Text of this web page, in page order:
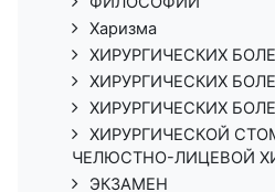
Харизма
ХИРУРГИЧЕСКИХ
ХИРУРГИЧЕСКИХ
ХИРУРГИЧЕСКИХ
ХИРУРГИЧЕСКОЙ
ЧЕЛЮСТНО-ЛИЦЕВОЙ
ЭКЗАМЕН